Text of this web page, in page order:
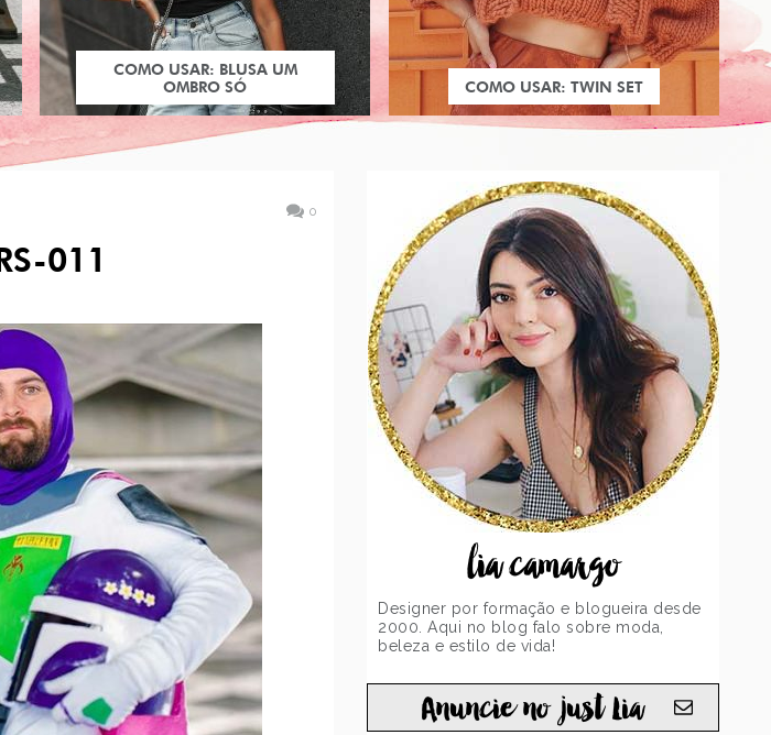
COMO USAR: BLUSA UM
OMBRO SÓ
COMO USAR: TWIN SET
0
011
lia camargo
Designer por formação e blogueira desde
2000. Aqui no blog falo sobre moda,
beleza e estilo de vida!
Anuncie no just Lia